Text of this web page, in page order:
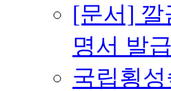
[문서] 깔
명서 발
국립횡